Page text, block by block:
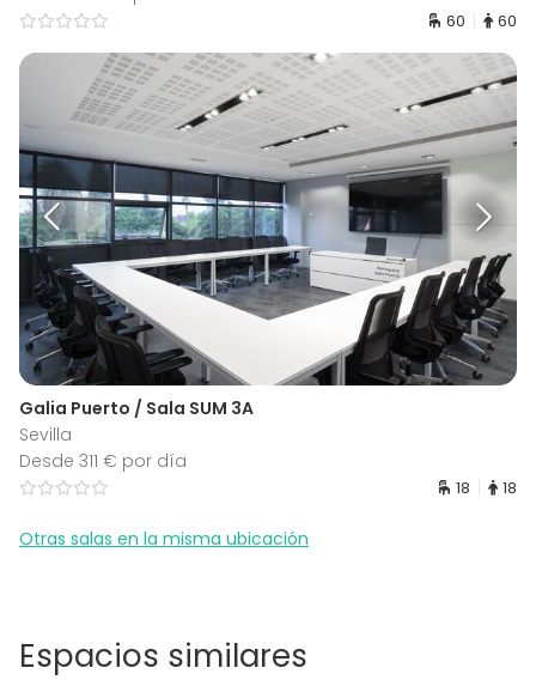
60 60
Galia Puerto / Sala SUM 3A
Sevilla
Desde 311 € por día
18 18
Otras salas en la misma ubicación
Espacios similares